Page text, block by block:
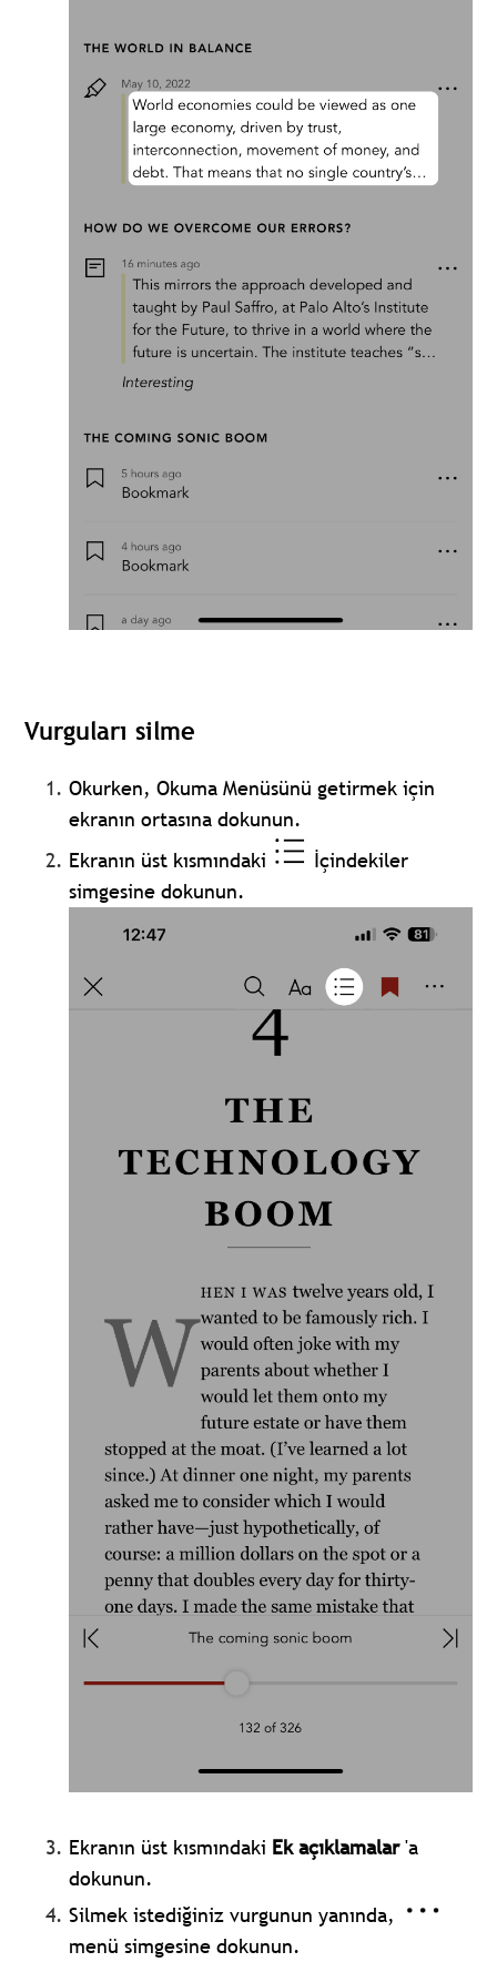
Vurguları silme
Okurken, Okuma Menüsünü getirmek için
ekranın ortasına dokunun.
Ekranın üst kısmındaki
İçindekiler
simgesine dokunun.
Ekranın üst kısmındaki Ek açıklamalar'a
dokunun.
Silmek istediğiniz vurgunun yanında,
menü simgesine dokunun.